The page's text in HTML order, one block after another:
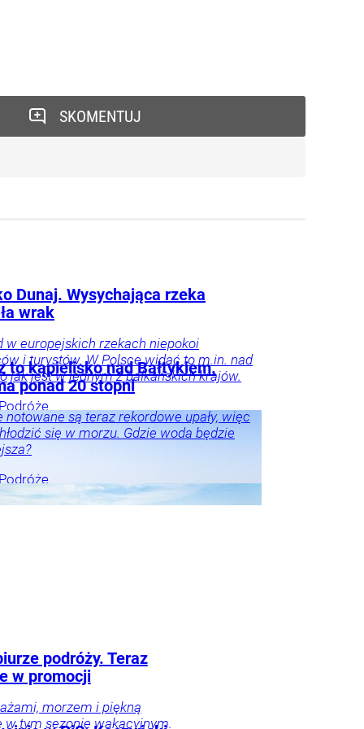
SKOMENTUJ
Dunaj. Wysychająca rzeka
wrak
w europejskich rzekach niepokoi
i turystów. W Polsce widać to m.in. nad
jak jest w jednym z bałkańskich krajów.
to kąpielisko nad Bałtykiem.
ponad 20 stopni
notowane są teraz rekordowe upały, więc
się w morzu. Gdzie woda będzie
podróży. Teraz
w promocji
morzem i piękną
w tym sezonie wakacyjnym.